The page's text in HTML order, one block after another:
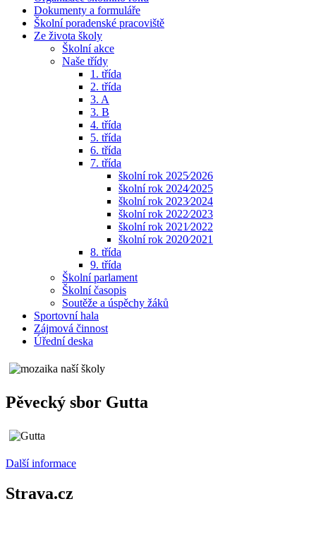
Dokumenty a formuláře
Školní poradenské pracoviště
Ze života školy
Školní akce
Naše třídy
1. třída
2. třída
3. A
3. B
4. třída
5. třída
6. třída
7. třída
školní rok 2025⁄2026
školní rok 2024⁄2025
školní rok 2023⁄2024
školní rok 2022⁄2023
školní rok 2021⁄2022
školní rok 2020⁄2021
8. třída
9. třída
Školní parlament
Školní časopis
Soutěže a úspěchy žáků
Sportovní hala
Zájmová činnost
Úřední deska
Pěvecký sbor Gutta
Další informace
Strava.cz